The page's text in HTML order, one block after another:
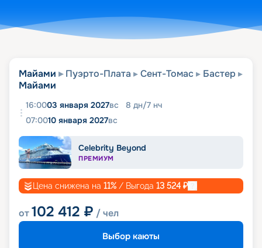
Майами Пуэрто-Плата Сент-Томас
Бастер
Майами
16:0003 января 2027вс 8 дн/7 нч
07:0010 января 2027вс
Celebrity Beyond
ПРЕМИУМ
Цена снижена на 11% / Выгода 13 524 ₽
от102 412 ₽ / чел
Выбор каюты